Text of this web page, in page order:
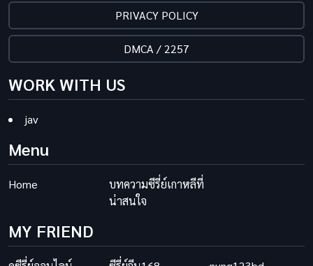
PRIVACY POLICY
DMCA / 2257
WORK WITH US
jav
Menu
Home
บทความซีรี่ย์เกาหลีที่
น่าสนใจ
MY FRIEND